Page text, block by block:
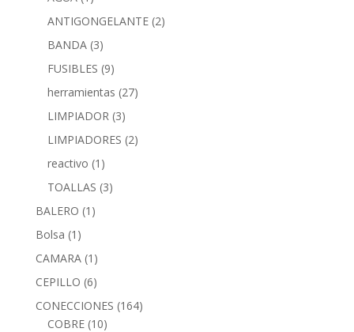
ANTIGONGELANTE (2)
BANDA (3)
FUSIBLES (9)
herramientas (27)
LIMPIADOR (3)
LIMPIADORES (2)
reactivo (1)
TOALLAS (3)
BALERO (1)
Bolsa (1)
CAMARA (1)
CEPILLO (6)
CONECCIONES (164)
COBRE (10)